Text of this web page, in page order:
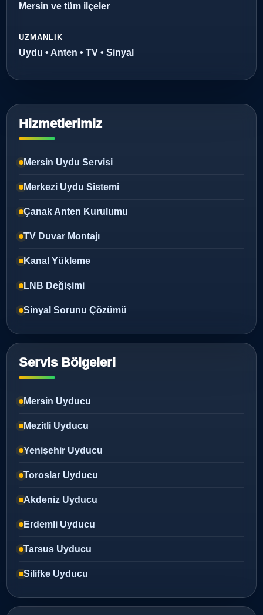
Mersin ve tüm ilçeler
UZMANLIK
Uydu • Anten • TV • Sinyal
Hizmetlerimiz
Mersin Uydu Servisi
Merkezi Uydu Sistemi
Çanak Anten Kurulumu
TV Duvar Montajı
Kanal Yükleme
LNB Değişimi
Sinyal Sorunu Çözümü
Servis Bölgeleri
Mersin Uyducu
Mezitli Uyducu
Yenişehir Uyducu
Toroslar Uyducu
Akdeniz Uyducu
Erdemli Uyducu
Tarsus Uyducu
Silifke Uyducu